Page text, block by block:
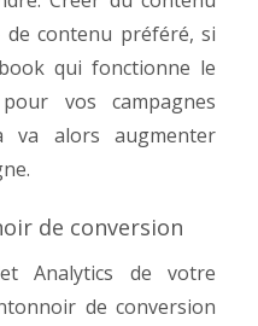
contenu préféré, si
qui fonctionne le
vos campagnes
va alors augmenter
de conversion
Analytics de votre
de conversion